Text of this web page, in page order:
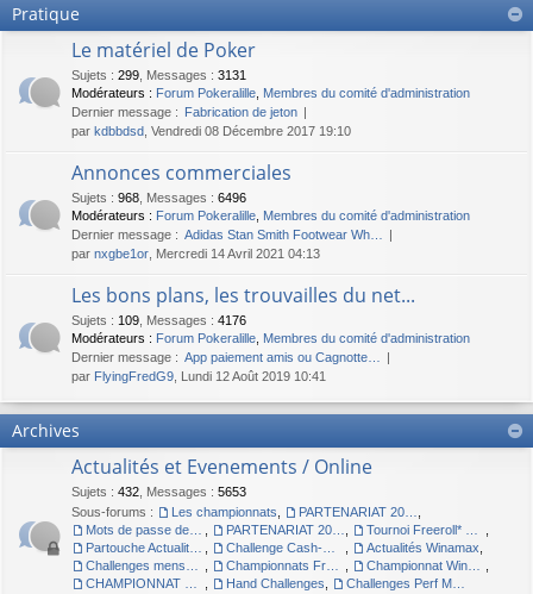
Pratique
Le matériel de Poker
Sujets : 299 Messages : 3131
Modérateurs : Forum Pokeralille Membres du comité d'administration
Dernier message : Fabrication de jeton
par kdbbdsd , Vendredi 08 Décembre 2017 19:10
Annonces commerciales
Sujets : 968 Messages : 6496
Modérateurs : Forum Pokeralille Membres du comité d'administration
Dernier message : Adidas Stan Smith Footwear Wh…
par nxgbe1or , Mercredi 14 Avril 2021 04:13
Les bons plans, les trouvailles du net...
Sujets : 109 Messages : 4176
Modérateurs : Forum Pokeralille Membres du comité d'administration
Dernier message : App paiement amis ou Cagnotte…
par FlyingFredG9 , Lundi 12 Août 2019 10:41
Archives
Actualités et Evenements / Online
Sujets : 432 Messages : 5653
Sous-forums :
Les championnats
Actualités Winamax
Hand Challenges